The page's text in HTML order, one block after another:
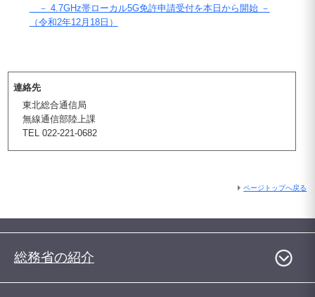
－ 4.7GHz帯ローカル5G免許申請受付を本日から開始 －
（令和2年12月18日）
連絡先
東北総合通信局
無線通信部陸上課
TEL 022-221-0682
ページトップへ戻る
総務省の紹介